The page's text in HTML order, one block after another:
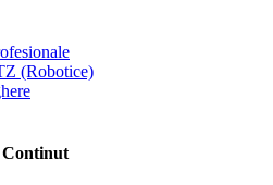
(Robotice)
Continut